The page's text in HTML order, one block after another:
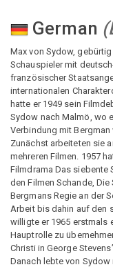
German (
Max von Sydow,
Schauspieler mit
französischer
internationalen
hatte er 1949 sein
Sydow nach Malmö, wo
Verbindung mit
Zunächst arbeiteten sie
mehreren Filmen. 1957
Filmdrama Das siebente
den Filmen Schande,
Bergmans Regie an der
Arbeit bis dahin auf den
willigte er 1965 erstmals
Hauptrolle zu
Christi in George
Danach lebte von